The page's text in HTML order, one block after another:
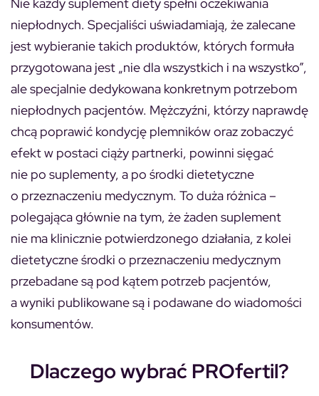
niepłodnych. Specjaliści uświadamiają, że zalecane
jest wybieranie takich produktów, których formuła
przygotowana jest „nie dla wszystkich i na wszystko”,
ale specjalnie dedykowana konkretnym potrzebom
niepłodnych pacjentów. Mężczyźni, którzy naprawdę
chcą poprawić kondycję plemników oraz zobaczyć
efekt w postaci ciąży partnerki, powinni sięgać
nie po suplementy, a po środki dietetyczne
o przeznaczeniu medycznym. To duża różnica –
polegająca głównie na tym, że żaden suplement
nie ma klinicznie potwierdzonego działania, z kolei
dietetyczne środki o przeznaczeniu medycznym
przebadane są pod kątem potrzeb pacjentów,
a wyniki publikowane są i podawane do wiadomości
konsumentów.
Dlaczego wybrać PROfertil?